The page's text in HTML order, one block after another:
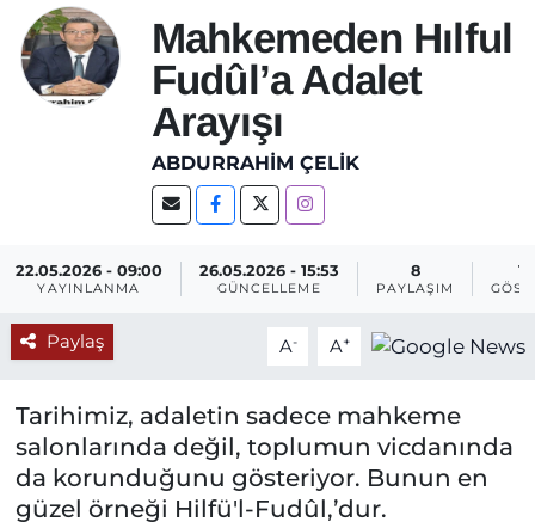
Mahkemeden Hılful
Fudûl’a Adalet
Arayışı
ABDURRAHIM ÇELİK
22.05.2026 - 09:00
YAYINLANMA
26.05.2026 - 15:53
GÜNCELLEME
8
PAYLAŞIM
Paylaş A- A+
Tarihimiz, adaletin sadece mahkeme
salonlarında değil, toplumun vicdanında
da korunduğunu gösteriyor. Bunun en
güzel örneği Hilfü'l-Fudûl,’dur.